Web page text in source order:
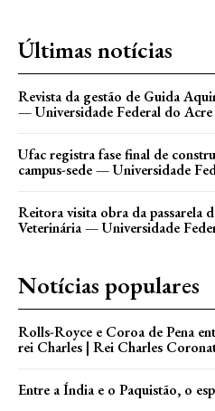
Últimas notícias
Revista da gestão de Guida
— Universidade Federal do Acre
Ufac registra fase final de
campus-sede — Universidade
Reitora visita obra da passarela
Veterinária — Universidade
Notícias populares
Rolls-Royce e Coroa de Pena
rei Charles | Rei Charles
Entre a Índia e o Paquistão, o